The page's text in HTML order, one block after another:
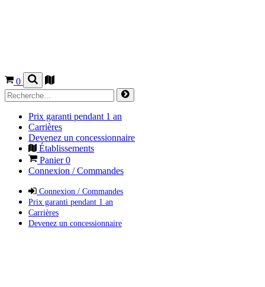
0
Prix garanti pendant 1 an
Carrières
Devenez un concessionnaire
Établissements
Panier0
Connexion / Commandes
Connexion / Commandes
Prix garanti pendant 1 an
Carrières
Devenez un concessionnaire